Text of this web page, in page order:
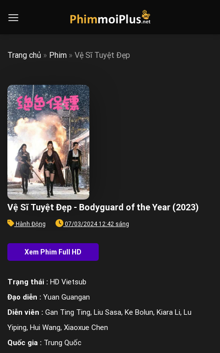
Trang chủ » Phim » Vệ Sĩ Tuyệt Đẹp
Vệ Sĩ Tuyệt Đẹp - Bodyguard of the Year (2023)
Hành Động 07/03/2024 12:42 sáng
Trạng thái : HD Vietsub
Đạo diễn : Yuan Guangan
Diễn viên : Gan Ting Ting, Liu Sasa, Ke Bolun, Kiara Li, Lu
Yiping, Hui Wang, Xiaoxue Chen
Quốc gia : Trung Quốc